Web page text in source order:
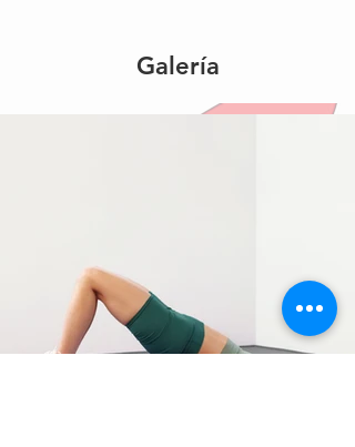
Galería